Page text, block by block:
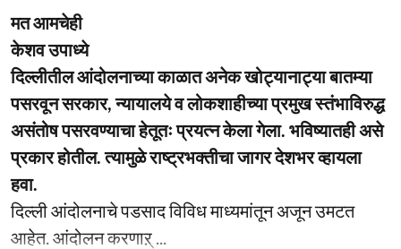
मत आमचेही
केशव उपाध्ये
दिल्लीतील आंदोलनाच्या काळात अनेक खोट्यानाट्या बातम्या
पसरवून सरकार, न्यायालये व लोकशाहीच्या प्रमुख स्तंभाविरुद्ध
असंतोष पसरवण्याचा हेतूतः प्रयत्न केला गेला. भविष्यातही असे
प्रकार होतील. त्यामुळे राष्ट्रभक्तीचा जागर देशभर व्हायला
हवा.
दिल्ली आंदोलनाचे पडसाद विविध माध्यमांतून अजून उमटत
आहेत. आंदोलन करणाऱ् ...